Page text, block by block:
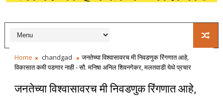
Home chandgad
जनतेच्या विश्वासावरच मी निवडणुक रिंगणात आहे,
विकासात कमी पडणार नाही - सौ. मनिषा अनिल शिवनगेकर, मलतवाडी येथे प्रचार
जनतेच्या विश्वासावरच मी निवडणुक रिंगणात आहे,